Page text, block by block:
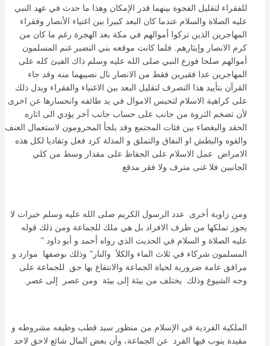
للفقراء لتقليل الفجوة بينهما قدر الإمكان وهذا ما حدث في عهد النبي
عليه الصلاة والسلام عندما كان البعد كبيرا بين اغنياء الأنصار وفقراء
المهاجرين الذين تركوا أموالهم في مكة بعد الهجرة رغم ما كان من
كرم الانصار وإيثارهم. فلما كانت موقعه بني النضير غنم المسلمون
أموالهم صلحا فوزع النبي صلى الله عليه وسلم ذاك الفيئ كله على
المهاجرين عدا فقيرين فقط من الانصار نال نصيبهما منه وقد جاء
القرآن بتأييد هذا التصرف لتقليل البعد بين الاغنياء والفقراء ويدل ذلك
على كراهية الاسلام لتحبس الاموال في يد طائفه وانحسارها عن اخرى
لأن تضخم الثروة من جانب على حساب جانب آخر يؤدي الى اثاره
الحقد والبغضاء بين فئات المجتمع وقد يلجأ المحرومون لاستعمال العنف
والقوه والبطش او النفاق والتملق و المذلة كرد فعل وتفاديا لكل هذه
الامراض عمل الاسلام على الحفاظ على مقدار وسط من كلي
الجانبين فلا غنى مترف ولا فقر مدقع
ومن زاوية أخرى عدد الرسول الكريم صلى الله عليه وسلم خيرات لا
يجوز تملكها من طرف الافراد بل هي ملك للجماعة ومن ذلك قوله
عليه الصلاة و السلام في الحديث الذي رواه أحمد و أبو داود ”
المسلمون شركاء في ثلاث الماء والكلأ والنار” وذلك بوصفها موارد و
مرافق عامة ضرورية لحياة الجماعة والانتفاع بها حق للجماعة على
وجه الشيوع وذلك يختلف من بيئة إلى بيئة ومن عصر إلى عصر.
الملكية الفردية في الإسلام من منظور سيد قطب وظیفه مشروطه و
مقيدة ينوب فيها الفرد عن الجماعة، وأن بعض المال شائع لاحق لاحد